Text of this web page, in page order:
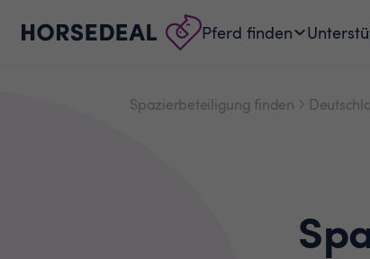
Pferd finden
Spazierbeteiligung finden